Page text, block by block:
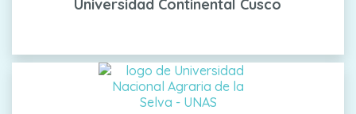
Universidad Continental Cusco